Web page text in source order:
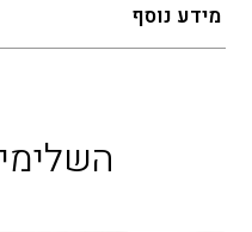
מידע נוסף